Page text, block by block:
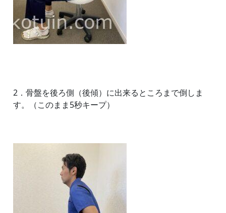
2．骨盤を後ろ側（後傾）に出来るところまで倒しま
す。（このまま5秒キープ）